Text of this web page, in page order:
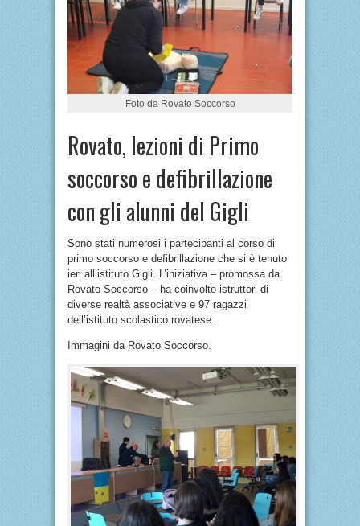
Foto da Rovato Soccorso
Rovato, lezioni di Primo
soccorso e defibrillazione
con gli alunni del Gigli
Sono stati numerosi i partecipanti al corso di
primo soccorso e defibrillazione che si è tenuto
ieri all’istituto Gigli. L’iniziativa – promossa da
Rovato Soccorso – ha coinvolto istruttori di
diverse realtà associative e 97 ragazzi
dell’istituto scolastico rovatese.
Immagini da Rovato Soccorso.